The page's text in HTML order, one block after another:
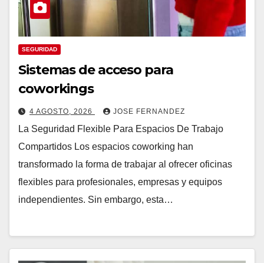
SEGURIDAD
Sistemas de acceso para
coworkings
4 AGOSTO, 2026 JOSE FERNANDEZ
La Seguridad Flexible Para Espacios De Trabajo
Compartidos Los espacios coworking han
transformado la forma de trabajar al ofrecer oficinas
flexibles para profesionales, empresas y equipos
independientes. Sin embargo, esta…